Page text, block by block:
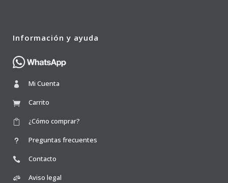
Información y ayuda
Mi Cuenta
Carrito
¿Cómo comprar?
Preguntas frecuentes
Contacto
Aviso legal